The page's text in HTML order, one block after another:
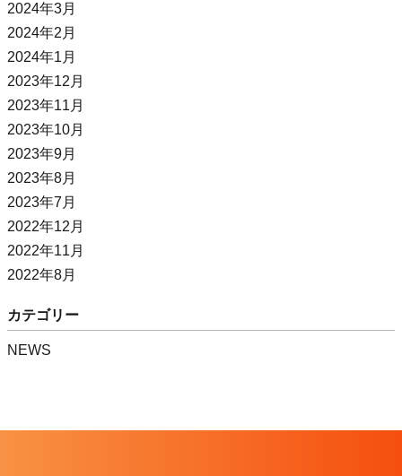
2024年3月
2024年2月
2024年1月
2023年12月
2023年11月
2023年10月
2023年9月
2023年8月
2023年7月
2022年12月
2022年11月
2022年8月
カテゴリー
NEWS